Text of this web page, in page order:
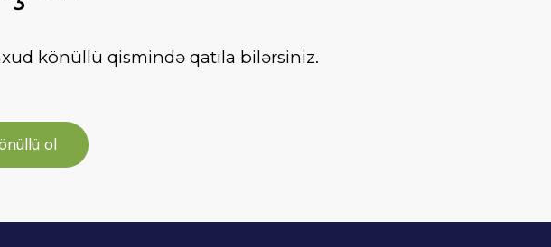
könüllü qismində qatıla bilərsiniz.
ol